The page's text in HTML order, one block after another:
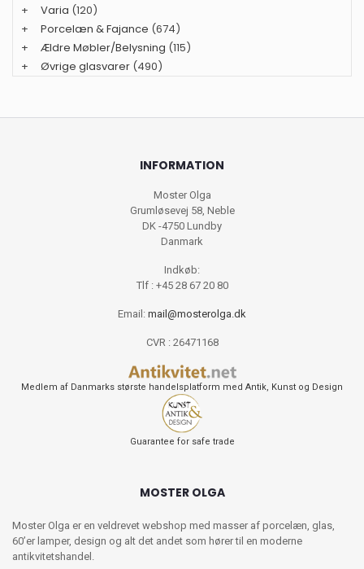
+
Varia (120)
+
Porcelæn & Fajance (674)
+
Ældre Møbler/Belysning (115)
+
Øvrige glasvarer (490)
INFORMATION
Moster Olga
Grumløsevej 58, Neble
DK -4750 Lundby
Danmark
Indkøb:
Tlf : +45 28 67 20 80
Email: mail@mosterolga.dk
CVR : 26471168
Medlem af Danmarks største handelsplatform med Antik, Kunst og Design
Guarantee for safe trade
MOSTER OLGA
Moster Olga er en veldrevet webshop med masser af porcelæn, glas,
60’er lamper, design og alt det andet som hører til en moderne
antikvitetshandel.